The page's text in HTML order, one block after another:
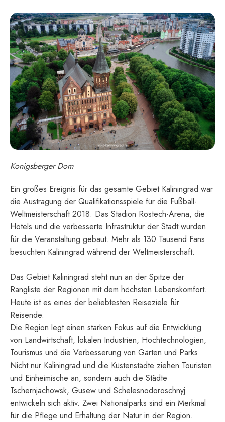
Konigsberger Dom
Ein großes Ereignis für das gesamte Gebiet Kaliningrad war
die Austragung der Qualifikationsspiele für die Fußball-
Weltmeisterschaft 2018. Das Stadion Rostech-Arena, die
Hotels und die verbesserte Infrastruktur der Stadt wurden
für die Veranstaltung gebaut. Mehr als 130 Tausend Fans
besuchten Kaliningrad während der Weltmeisterschaft.
Das Gebiet Kaliningrad steht nun an der Spitze der
Rangliste der Regionen mit dem höchsten Lebenskomfort.
Heute ist es eines der beliebtesten Reiseziele für
Reisende.
Die Region legt einen starken Fokus auf die Entwicklung
von Landwirtschaft, lokalen Industrien, Hochtechnologien,
Tourismus und die Verbesserung von Gärten und Parks.
Nicht nur Kaliningrad und die Küstenstädte ziehen Touristen
und Einheimische an, sondern auch die Städte
Tschernjachowsk, Gusew und Schelesnodoroschnyj
entwickeln sich aktiv. Zwei Nationalparks sind ein Merkmal
für die Pflege und Erhaltung der Natur in der Region.